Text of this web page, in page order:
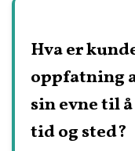
Hva er
oppfatning
sin evne til
tid og sted?